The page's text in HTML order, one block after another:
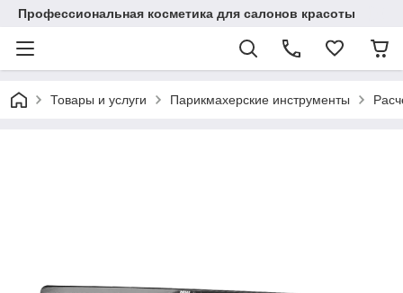
Профессиональная косметика для салонов красоты
Товары и услуги Парикмахерские инструменты